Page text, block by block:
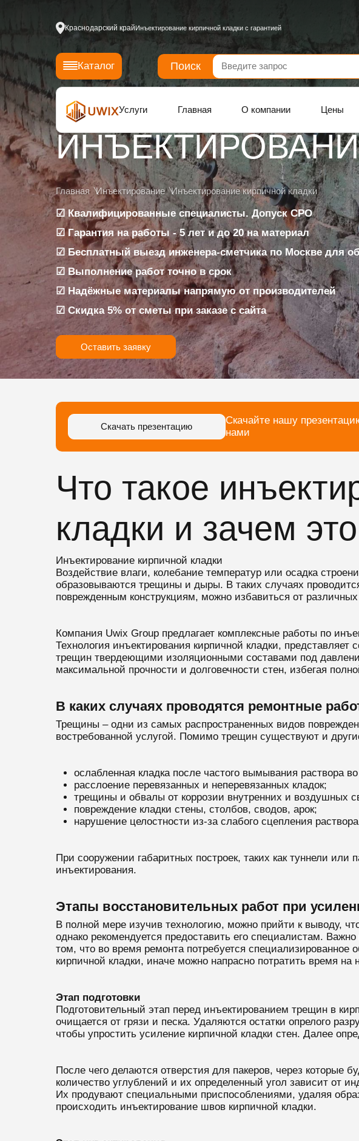
Краснодарский крайИнъектирование кирпичной кладки с гарантией
Каталог Поиск
Услуги Главная О компании Цены
Главная Инъектирование Инъектирование кирпичной кладки
☑ Квалифицированные специалисты. Допуск СРО
☑ Гарантия на работы - 5 лет и до 20 на материал
☑ Бесплатный выезд инженера-сметчика по Москве для
☑ Выполнение работ точно в срок
☑ Надёжные материалы напрямую от производителей
☑ Скидка 5% от сметы при заказе с сайта
Оставить заявку
Скачать презентацию
Скачайте нашу
нами
Что такое
кладки и зачем
Инъектирование кирпичной кладки
Воздействие влаги, колебание температур или осадка
образовываются трещины и дыры. В таких случаях
поврежденным конструкциям, можно избавиться от
Компания Uwix Group предлагает комплексные работы по
Технология инъектирования кирпичной кладки,
трещин твердеющими изоляционными составами под
максимальной прочности и долговечности стен, избегая
В каких случаях проводятся ремонтные
Трещины – одни из самых распространенных видов
востребованной услугой. Помимо трещин существуют и
ослабленная кладка после частого вымывания раствора
расслоение перевязанных и неперевязанных кладок;
трещины и обвалы от коррозии внутренних и воздушных
повреждение кладки стены, столбов, сводов, арок;
нарушение целостности из-за слабого сцепления
При сооружении габаритных построек, таких как туннели или
инъектирования.
Этапы восстановительных работ при
В полной мере изучив технологию, можно прийти к выводу,
однако рекомендуется предоставить его специалистам.
том, что во время ремонта потребуется
кирпичной кладки, иначе можно напрасно потратить время на
Этап подготовки
Подготовительный этап перед инъектированием трещин в
очищается от грязи и песка. Удаляются остатки опрелого
чтобы упростить усиление кирпичной кладки стен. Далее
После чего делаются отверстия для пакеров, через которые
количество углублений и их определенный угол зависит от
Их продувают специальными приспособлениями, удаляя
происходить инъектирование швов кирпичной кладки.